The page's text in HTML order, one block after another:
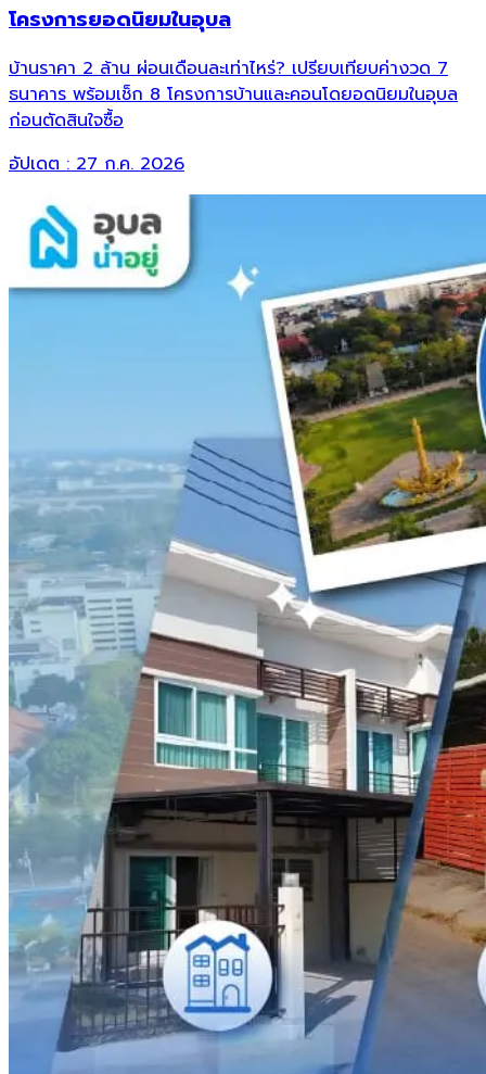
โครงการยอดนิยมในอุบล
บ้านราคา 2 ล้าน ผ่อนเดือนละเท่าไหร่? เปรียบเทียบค่างวด 7
ธนาคาร พร้อมเช็ก 8 โครงการบ้านและคอนโดยอดนิยมในอุบล
ก่อนตัดสินใจซื้อ
อัปเดต : 27 ก.ค. 2026